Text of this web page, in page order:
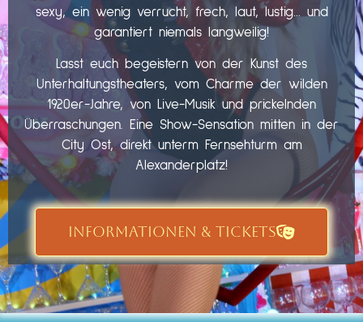
sexy, ein wenig verrucht, frech, laut, lustig… und
garantiert niemals langweilig!
Lasst euch begeistern von der Kunst des
Unterhaltungstheaters, vom Charme der wilden
1920er-Jahre, von Live-Musik und prickelnden
Überraschungen. Eine Show-Sensation mitten in der
City Ost, direkt unterm Fernsehturm am
Alexanderplatz!
INFORMATIONEN & TICKETS